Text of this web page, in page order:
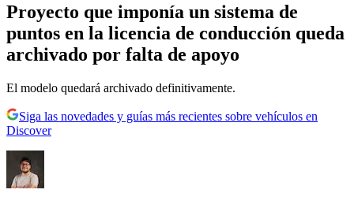
Proyecto que imponía un sistema de
puntos en la licencia de conducción queda
archivado por falta de apoyo
El modelo quedará archivado definitivamente.
Siga las novedades y guías más recientes sobre vehículos en
Discover